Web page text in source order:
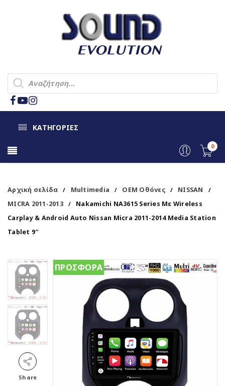
ΚΑΤΗΓΟΡΙΕΣ
0
Αρχική σελίδα / Multimedia / OEM Οθόνες / NISSAN /
MICRA 2011-2013 /
Nakamichi NA3615 Series Με Wireless
Carplay & Android Auto Nissan Micra 2011-2014 Media Station
Tablet 9″
Share
ΠΡΟΣΦΟΡΑ